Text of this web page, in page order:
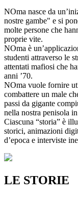
NOma nasce da
nostre gambe" e si
molte persone che
proprie vite.
NOma è
studenti attraverso le
attentati mafiosi che
anni ’70.
NOma vuole fornire
combattere un male
passi da gigante
nella nostra penisola
Ciascuna “storia” è
storici, animazioni
d’epoca e interviste
LE STORIE